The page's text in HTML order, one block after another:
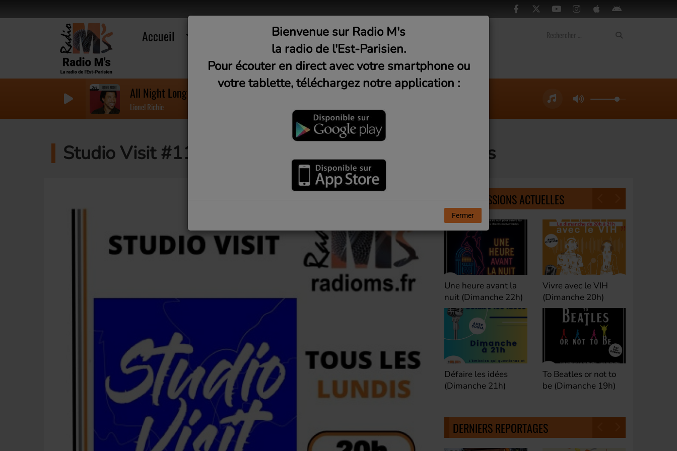
Accueil Musique Médias
All Night Long
Lionel Richie
Studio Visit #11 - Attention les yeux avec Alex Pariss
NOS ÉMISSIONS ACTUELLES
Une heure avant la
(Dimanche 21h)
Vivre avec le VIH
(Dimanche 20h)
To Beatles or not to
be (Dimanche 19h)
Club M's le Mix by
David (Lundi, jeudi et
samedi 23h)
Fan de Funk (Samedi
21h)
DERNIERS REPORTAGES
Bienvenue sur Radio M's
la radio de l'Est-Parisien.
Pour écouter en direct avec votre smartphone ou
votre tablette, téléchargez notre application :
Fermer